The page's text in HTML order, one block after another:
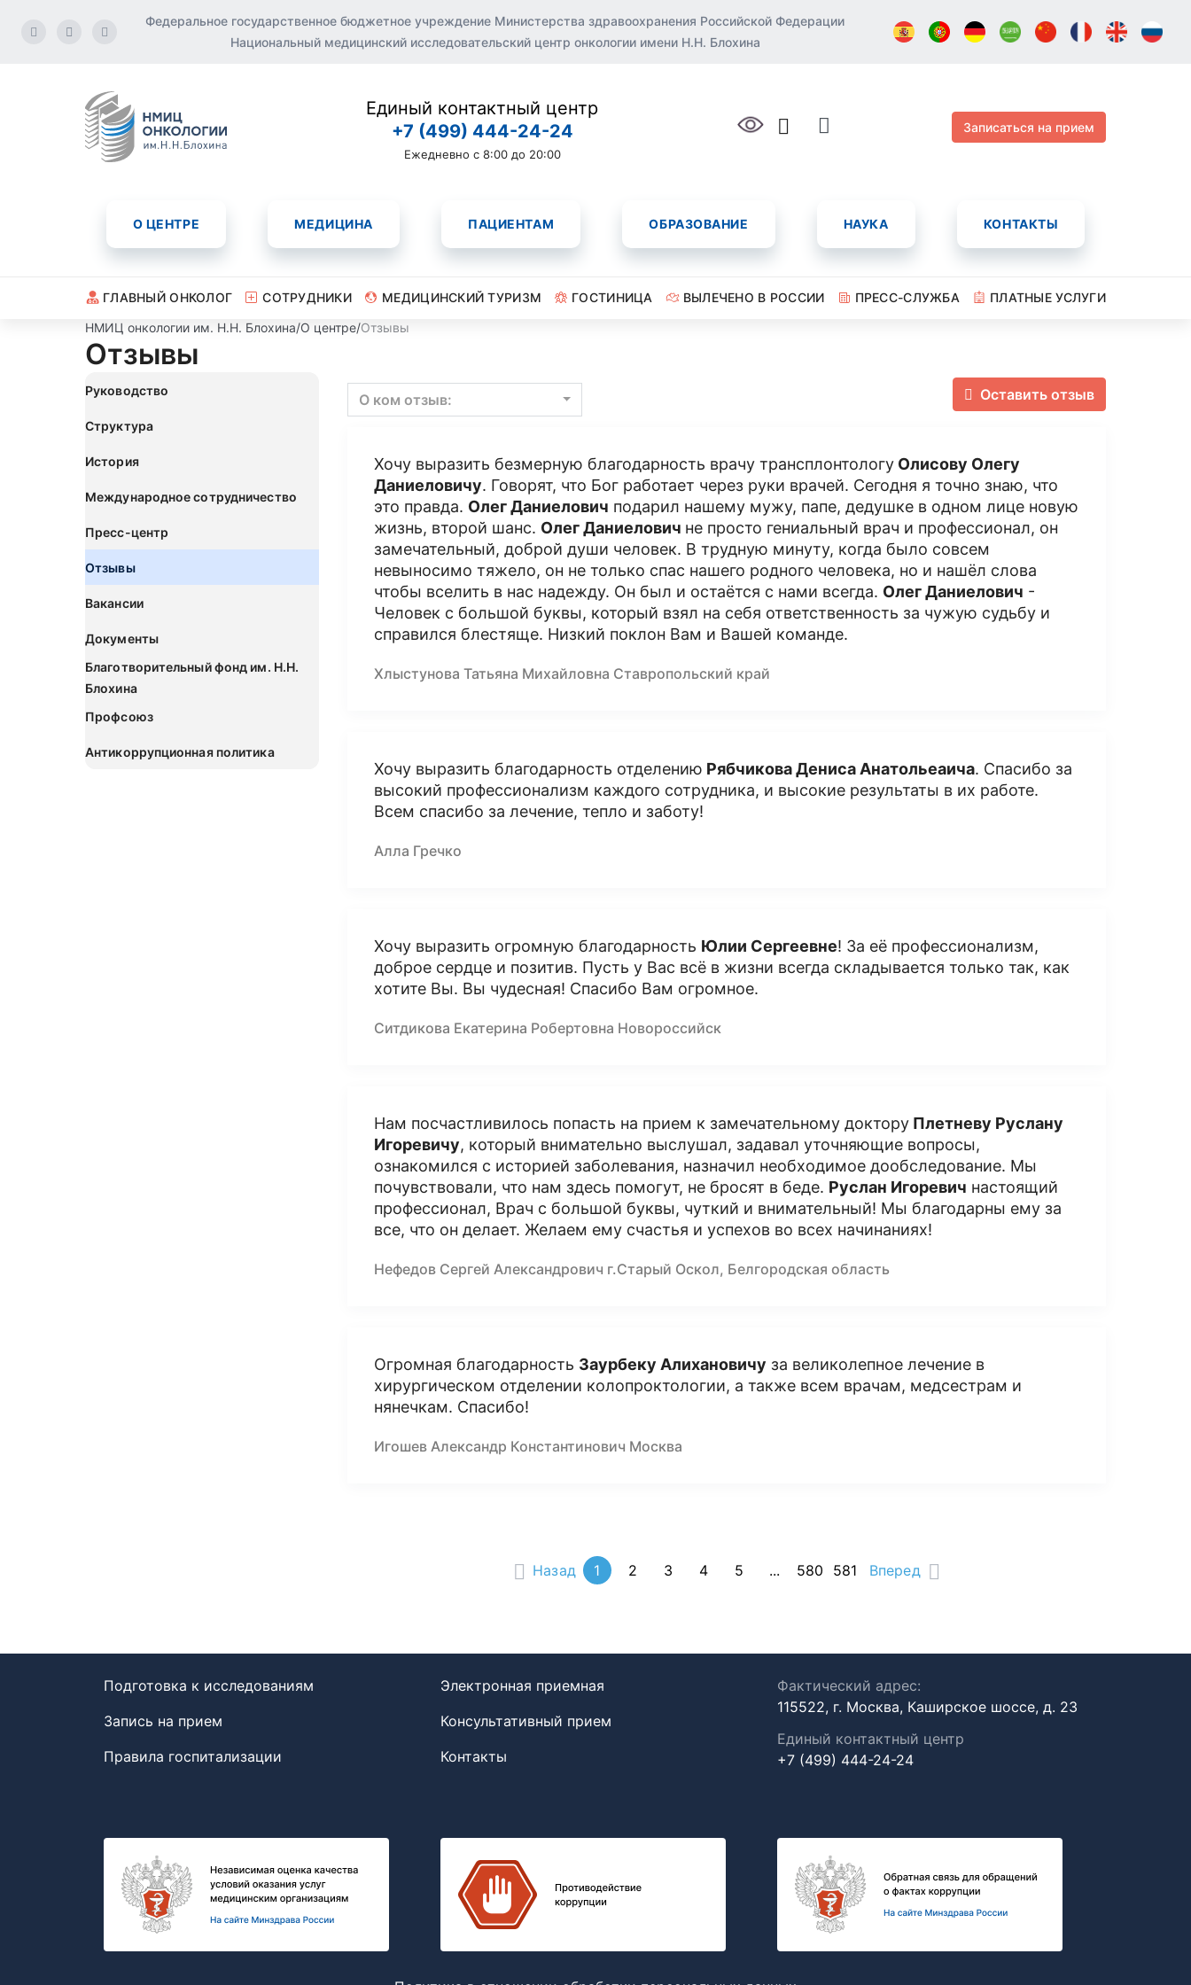
Федеральное государственное бюджетное учреждение Министерства здравоохранения Российской Федерации
Национальный медицинский исследовательский центр онкологии имени Н.Н. Блохина
Единый контактный центр
+7 (499) 444-24-24
Ежедневно с 8:00 до 20:00
Записаться на прием
О ЦЕНТРЕ МЕДИЦИНА ПАЦИЕНТАМ ОБРАЗОВАНИЕ НАУКА КОНТАКТЫ
ГЛАВНЫЙ ОНКОЛОГ СОТРУДНИКИ МЕДИЦИНСКИЙ ТУРИЗМ ГОСТИНИЦА ВЫЛЕЧЕНО В РОССИИ ПРЕСС-СЛУЖБА
ПЛАТНЫЕ УСЛУГИ
НМИЦ онкологии им. Н.Н. Блохина/О центре/Отзывы
Отзывы
Руководство
Структура
История
Международное сотрудничество
Пресс-центр
Отзывы
Вакансии
Документы
Благотворительный фонд им. Н.Н.
Блохина
Профсоюз
Антикоррупционная политика
Оставить отзыв
О ком отзыв:
Хочу выразить безмерную благодарность врачу трансплонтологуОлисову Олегу
Даниеловичу. Говорят, что Бог работает через руки врачей. Сегодня я точно знаю, что
это правда. Олег Даниелович подарил нашему мужу, папе, дедушке в одном лице новую
жизнь, второй шанс. Олег Даниелович не просто гениальный врач и профессионал, он
замечательный, доброй души человек. В трудную минуту, когда было совсем
невыносимо тяжело, он не только спас нашего родного человека, но и нашёл слова
чтобы вселить в нас надежду. Он был и остаётся с нами всегда. Олег Даниелович -
Человек с большой буквы, который взял на себя ответственность за чужую судьбу и
справился блестяще. Низкий поклон Вам и Вашей команде.
Хлыстунова Татьяна Михайловна Ставропольский край
Хочу выразить благодарность отделению Рябчикова Дениса Анатольеаича. Спасибо за
высокий профессионализм каждого сотрудника, и высокие результаты в их работе.
Всем спасибо за лечение, тепло и заботу!
Алла Гречко
Хочу выразить огромную благодарность Юлии Сергеевне! За её профессионализм,
доброе сердце и позитив. Пусть у Вас всё в жизни всегда складывается только так, как
хотите Вы. Вы чудесная! Спасибо Вам огромное.
Ситдикова Екатерина Робертовна Новороссийск
Нам посчастливилось попасть на прием к замечательному докторуПлетневу Руслану
Игоревичу, который внимательно выслушал, задавал уточняющие вопросы,
ознакомился с историей заболевания, назначил необходимое дообследование. Мы
почувствовали, что нам здесь помогут, не бросят в беде. Руслан Игоревич настоящий
профессионал, Врач с большой буквы, чуткий и внимательный! Мы благодарны ему за
все, что он делает. Желаем ему счастья и успехов во всех начинаниях!
Нефедов Сергей Александрович г.Старый Оскол, Белгородская область
Огромная благодарность Заурбеку Алихановичу за великолепное лечение в
хирургическом отделении колопроктологии, а также всем врачам, медсестрам и
нянечкам. Спасибо!
Игошев Александр Константинович Москва
Назад 1 2 3 4 5 ... 580 581 Вперед
Подготовка к исследованиям
Запись на прием
Правила госпитализации
Электронная приемная
Консультативный прием
Контакты
Фактический адрес:
115522, г. Москва, Каширское шоссе, д. 23
Единый контактный центр
+7 (499) 444-24-24